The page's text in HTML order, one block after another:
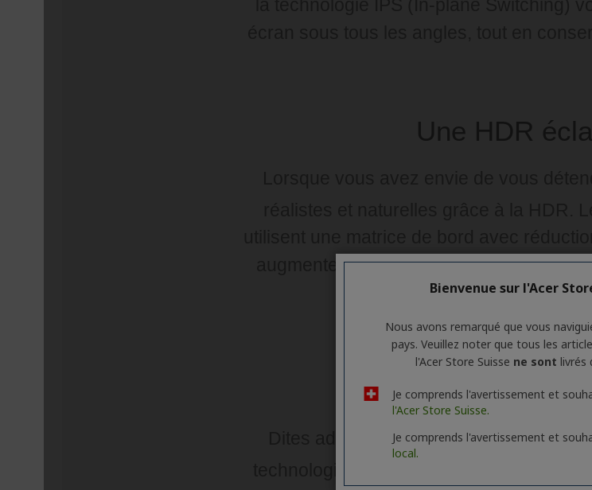
Bienvenue sur l'Acer
Nous avons remarqué que vous
pays. Veuillez noter que tous les
l'Acer Store Suisse ne sont livrés
Je comprends l'avertissement et
l'Acer Store Suisse.
Je comprends l'avertissement et
local.